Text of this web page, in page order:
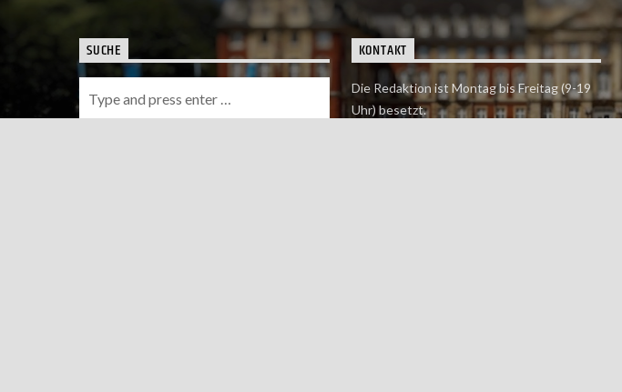
SUCHE KONTAKT
Die Redaktion ist Montag bis Freitag (9-19
Uhr) besetzt.